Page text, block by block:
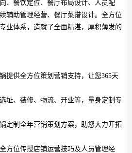
、餐饮定位、餐厅布局设计、人员配
辅助管理经营、餐厅菜谱设计。全方位
业体系，造就了全面精湛，厚积薄发的
提供全方位策划营销支持，让您365天
址、装修、物流、开业等，量身定制专
定制全年营销策划方案，助您大力开拓
方位传授店铺运营技巧及人员管理经